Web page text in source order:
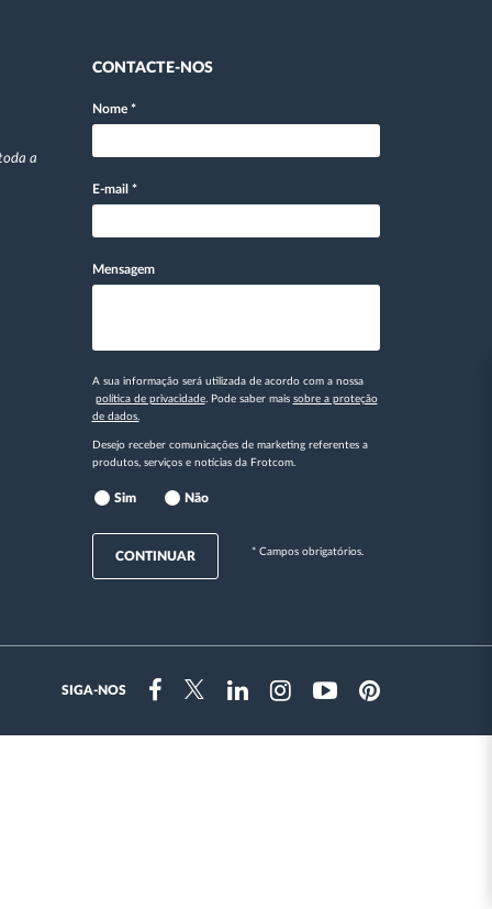
a
CONTACTE-NOS
Nome *
E-mail *
Mensagem
A sua informação será utilizada de acordo com a nossa
política de privacidade. Pode saber mais sobre a proteção
de dados.
Desejo receber comunicações de marketing referentes a
produtos, serviços e notícias da Frotcom.
Sim Não
CONTINUAR * Campos obrigatórios.
SIGA-NOS
FacebookTwitterLinkedinInstragramYoutubePinterest